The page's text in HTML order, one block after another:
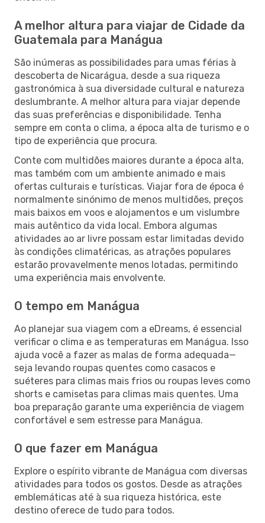
A melhor altura para viajar de Cidade da
Guatemala para Manágua
São inúmeras as possibilidades para umas férias à
descoberta de Nicarágua, desde a sua riqueza
gastronómica à sua diversidade cultural e natureza
deslumbrante. A melhor altura para viajar depende
das suas preferências e disponibilidade. Tenha
sempre em conta o clima, a época alta de turismo e o
tipo de experiência que procura.
Conte com multidões maiores durante a época alta,
mas também com um ambiente animado e mais
ofertas culturais e turísticas. Viajar fora de época é
normalmente sinónimo de menos multidões, preços
mais baixos em voos e alojamentos e um vislumbre
mais autêntico da vida local. Embora algumas
atividades ao ar livre possam estar limitadas devido
às condições climatéricas, as atrações populares
estarão provavelmente menos lotadas, permitindo
uma experiência mais envolvente.
O tempo em Manágua
Ao planejar sua viagem com a eDreams, é essencial
verificar o clima e as temperaturas em Manágua. Isso
ajuda você a fazer as malas de forma adequada—
seja levando roupas quentes como casacos e
suéteres para climas mais frios ou roupas leves como
shorts e camisetas para climas mais quentes. Uma
boa preparação garante uma experiência de viagem
confortável e sem estresse para Manágua.
O que fazer em Manágua
Explore o espírito vibrante de Manágua com diversas
atividades para todos os gostos. Desde as atrações
emblemáticas até à sua riqueza histórica, este
destino oferece de tudo para todos.